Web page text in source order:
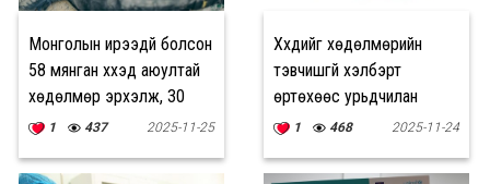
Монголын ирээдүй болсон
58 мянган хүүхэд аюултай
хөдөлмөр эрхэлж, 30
жилийн амлалт ахицгүй
1 437 2025-11-25
Хүүхдийг хөдөлмөрийн
тэвчишгүй хэлбэрт
өртөхөөс урьдчилан
сэргийлье
1 468 2025-11-24